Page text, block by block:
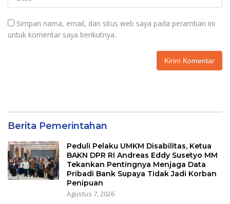
Simpan nama, email, dan situs web saya pada peramban ini
untuk komentar saya berikutnya.
Berita Pemerintahan
Peduli Pelaku UMKM Disabilitas, Ketua
BAKN DPR RI Andreas Eddy Susetyo MM
Tekankan Pentingnya Menjaga Data
Pribadi Bank Supaya Tidak Jadi Korban
Penipuan
Agustus 7, 2026